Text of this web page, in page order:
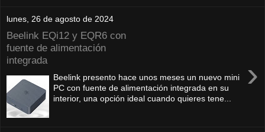
lunes, 26 de agosto de 2024
Beelink EQi12 y EQR6 con
fuente de alimentación
integrada
›
Beelink presento hace unos meses un nuevo mini
PC con fuente de alimentación integrada en su
interior, una opción ideal cuando quieres tene...